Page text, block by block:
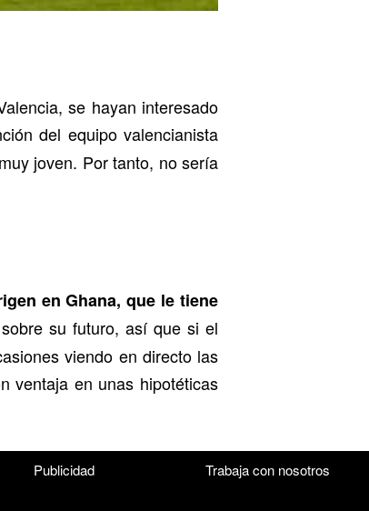
se hayan interesado
del equipo valencianista
joven. Por tanto, no sería
en Ghana, que le tiene
su futuro, así que si el
viendo en directo las
ventaja en unas hipotéticas
Publicidad Trabaja con nosotros